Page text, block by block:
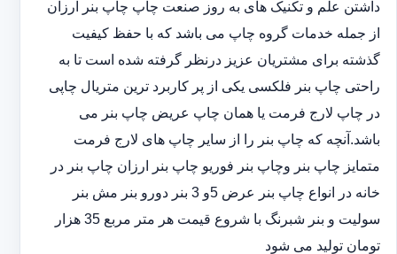
داشتن علم و تکنیک های به روز صنعت چاپ چاپ بنر ارزان
از جمله خدمات گروه چاپ می باشد که با حفظ کیفیت
گذشته برای مشتریان عزیز درنظر گرفته شده است تا به
راحتی چاپ بنر فلکسی یکی از پر کاربرد ترین متریال چاپی
در چاپ لارج فرمت یا همان چاپ عریض چاپ بنر می
باشد.آنچه که چاپ بنر را از سایر چاپ های لارج فرمت
متمایز چاپ بنر وچاپ بنر فوریو چاپ بنر ارزان چاپ بنر در
خانه در انواع چاپ بنر عرض 5و 3 بنر دورو بنر مش بنر
سولیت و بنر شبرنگ با شروع قیمت هر متر مربع 35 هزار
تومان تولید می شود